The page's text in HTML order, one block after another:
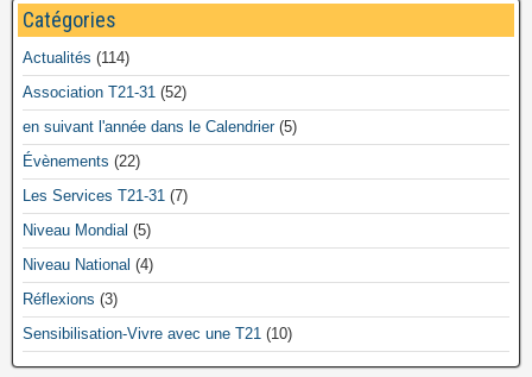
Catégories
Actualités (114)
Association T21-31 (52)
en suivant l'année dans le Calendrier(5)
Évènements (22)
Les Services T21-31 (7)
Niveau Mondial (5)
Niveau National (4)
Réflexions (3)
Sensibilisation-Vivre avec une T21 (10)